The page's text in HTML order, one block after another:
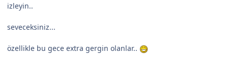
izleyin..
seveceksiniz...
özellikle bu gece extra gergin olanlar..